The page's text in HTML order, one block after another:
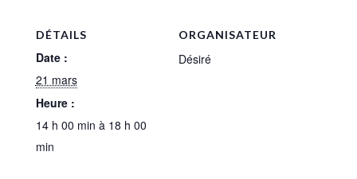
DÉTAILS
Date :
21 mars
Heure :
14 h 00 min à 18 h 00
min
ORGANISATEUR
Désiré